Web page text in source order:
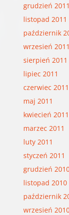
grudzień 2011
listopad 2011
październik
wrzesień 2011
sierpień 2011
lipiec 2011
czerwiec 2011
maj 2011
kwiecień 2011
marzec 2011
luty 2011
styczeń 2011
grudzień
listopad 2010
październik
wrzesień